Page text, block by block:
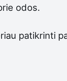
odos.
patikrinti